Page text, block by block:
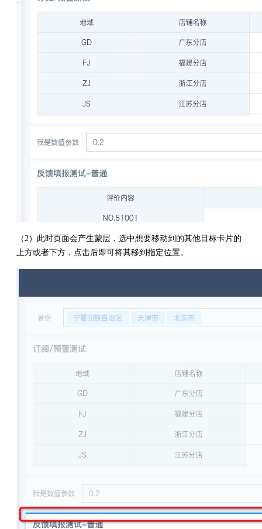
（2）此时页面会产生蒙层，选中想要移动到的其他目标卡片的
上方或者下方，点击后即可将其移到指定位置。